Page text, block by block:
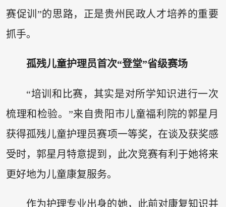
赛促训”的思路，正是贵州民政人才培养的重要
抓手。
孤残儿童护理员首次“登堂”省级赛场
“培训和比赛，其实是对所学知识进行一次
梳理和检验。”来自贵阳市儿童福利院的郭星月
获得孤残儿童护理员赛项一等奖，在谈及获奖感
受时，郭星月特意提到，此次竞赛有利于她将来
更好地为儿童康复服务。
作为护理专业出身的她，此前对康复知识并